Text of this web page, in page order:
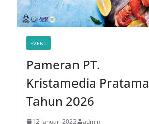
EVENT
Pameran PT.
Kristamedia Pratama
Tahun 2026
12 Januari 2022 admin